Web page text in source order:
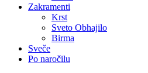
Zakramenti
Krst
Sveto Obhajilo
Birma
Sveče
Po naročilu